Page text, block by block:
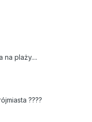
na plaży....
????